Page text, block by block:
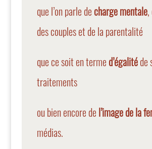
que l’on parle de charge mentale,
des couples et de la parentalité
que ce soit en terme d’égalitéde
traitements
ou bien encore de l’image de la
médias.